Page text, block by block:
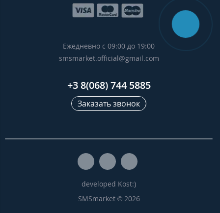
Ежедневно с 09:00 до 19:00
smsmarket.official@gmail.com
+3 8(068) 744 5885
Заказать звонок
SMSmarket © 2026
developed Kost:)